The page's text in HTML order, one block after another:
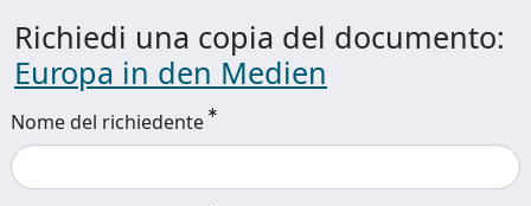
Richiedi una copia del documento:
Europa in den Medien
Nome del richiedente